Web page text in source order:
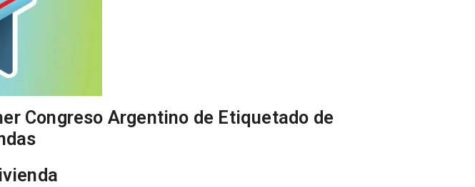
Congreso Argentino de Etiquetado de